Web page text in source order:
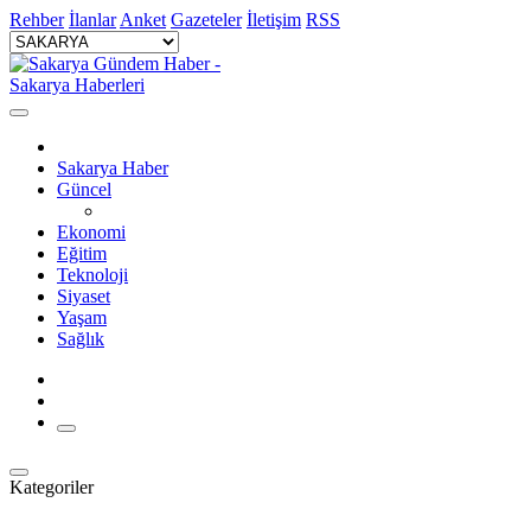
Rehber İlanlar Anket Gazeteler İletişim RSS
Sakarya Haber
Güncel
Ekonomi
Eğitim
Teknoloji
Siyaset
Yaşam
Sağlık
Kategoriler